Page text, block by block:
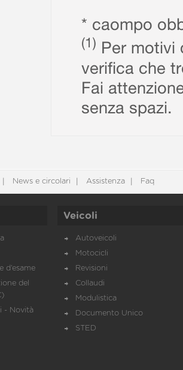
* caompo
(1) Per motivi
verifica che
Fai
senza spazi.
News e circolari Assistenza Faq
d’esame
del
- Novità
Veicoli
Autoveicoli
Motocicli
Revisioni
Collaudi
Modulistica
Documento Unico
STED